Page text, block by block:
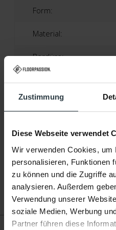
Zustimmung
Diese Webseite verwendet
Wir verwenden Cookies, um
personalisieren, Funktionen
zu können und die Zugriffe
analysieren. Außerdem
Verwendung unserer
soziale Medien, Werbung
Partner führen diese
Form:
Material:
Bordüre:
Höhe:
Produktionsland:
Garantie:
Fußbodenheizung: